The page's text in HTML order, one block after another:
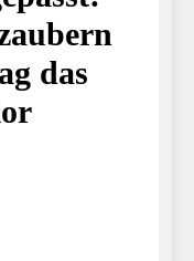
fest / Mann
verletzt
in
(Sendling)
auf:
Zigaretten
unversteuerter
dem
über die
das